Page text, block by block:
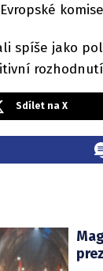
spíše jako
Sdílet na X